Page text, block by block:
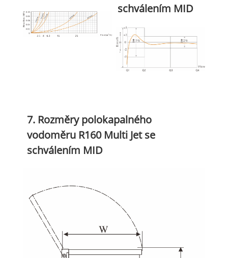
schválením MID
7. Rozměry polokapalného
vodoměru R160 Multi Jet se
schválením MID